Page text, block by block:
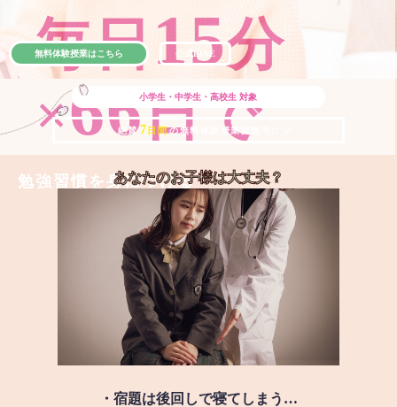
毎日15分
×66日で
勉強習慣を身につける
小学生・中学生・高校生 対象
＼ 絶賛 7 日間の無料体験授業実施中!! ／
無料体験授業はこちら 公式LINE
あなたのお子様は大丈夫？
・宿題は後回しで寝てしまう…